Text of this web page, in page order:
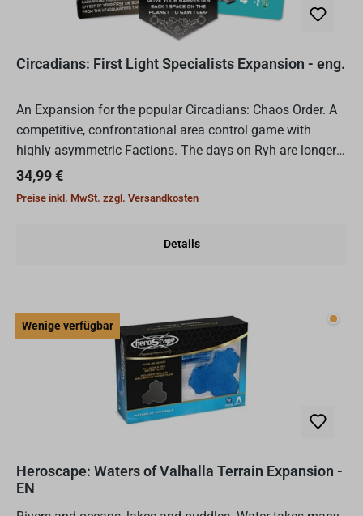
Circadians: First Light Specialists Expansion - eng.
An Expansion for the popular Circadians: Chaos Order. A
competitive, confrontational area control game with
highly asymmetric Factions. The days on Ryh are longer
than those on Earth. Yet somehow it was still 33 rotat...
Regulärer Preis:
34,99 €
Preise inkl. MwSt. zzgl. Versandkosten
Details
Wenige verfügbar
Heroscape: Waters of Valhalla Terrain Expansion -
EN